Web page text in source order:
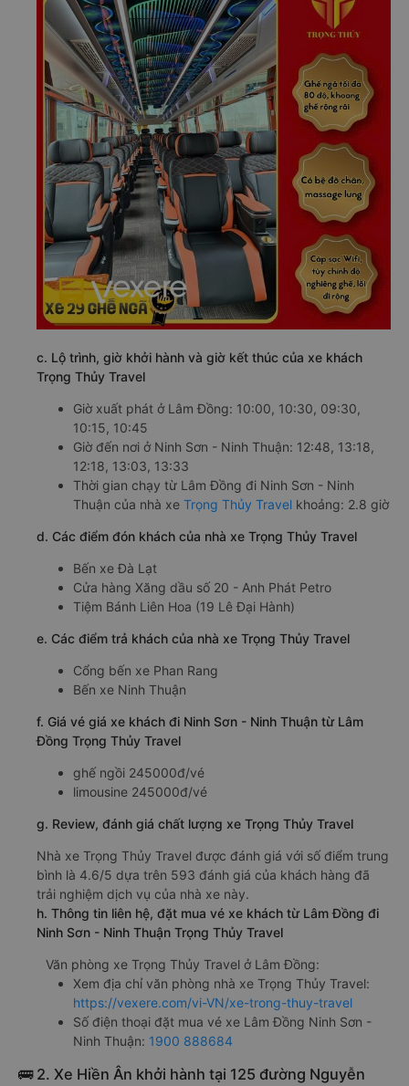
c. Lộ trình, giờ khởi hành và giờ kết thúc của xe khách
Trọng Thủy Travel
Giờ xuất phát ở Lâm Đồng: 10:00, 10:30, 09:30,
10:15, 10:45
Giờ đến nơi ở Ninh Sơn - Ninh Thuận: 12:48, 13:18,
12:18, 13:03, 13:33
Thời gian chạy từ Lâm Đồng đi Ninh Sơn - Ninh
Thuận của nhà xe Trọng Thủy Travel khoảng: 2.8 giờ
d. Các điểm đón khách của nhà xe Trọng Thủy Travel
Bến xe Đà Lạt
Cửa hàng Xăng dầu số 20 - Anh Phát Petro
Tiệm Bánh Liên Hoa (19 Lê Đại Hành)
e. Các điểm trả khách của nhà xe Trọng Thủy Travel
Cổng bến xe Phan Rang
Bến xe Ninh Thuận
f. Giá vé giá xe khách đi Ninh Sơn - Ninh Thuận từ Lâm
Đồng Trọng Thủy Travel
ghế ngồi 245000đ/vé
limousine 245000đ/vé
g. Review, đánh giá chất lượng xe Trọng Thủy Travel
Nhà xe Trọng Thủy Travel được đánh giá với số điểm trung
bình là 4.6/5 dựa trên 593 đánh giá của khách hàng đã
trải nghiệm dịch vụ của nhà xe này.
h. Thông tin liên hệ, đặt mua vé xe khách từ Lâm Đồng đi
Ninh Sơn - Ninh Thuận Trọng Thủy Travel
Văn phòng xe Trọng Thủy Travel ở Lâm Đồng:
Xem địa chỉ văn phòng nhà xe Trọng Thủy Travel:
https://vexere.com/vi-VN/xe-trong-thuy-travel
Số điện thoại đặt mua vé xe Lâm Đồng Ninh Sơn -
Ninh Thuận: 1900 888684
🚌 2. Xe Hiền Ân khởi hành tại 125 đường Nguyễn